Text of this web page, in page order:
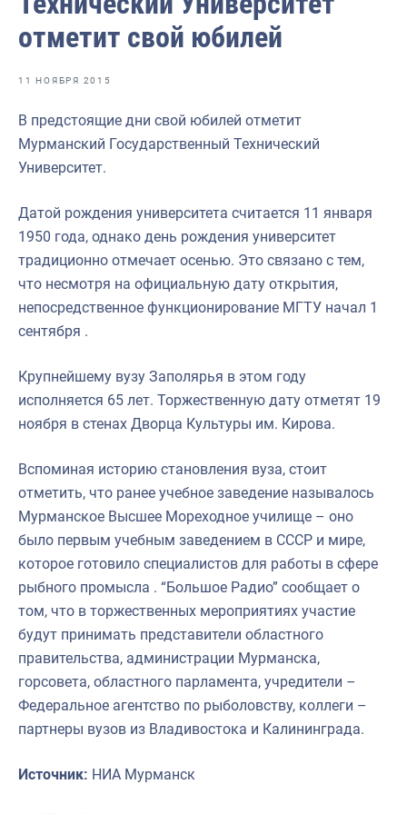
Отраслевые СМИ
Выставки и конференции
Научно-практическая литература
Рыбоохрана России
Отрасль в цифрах
Большая африканская экспедиция
Укрепление духовно-нравственных ценностей
События в России и мире
отметит свой юбилей
11 НОЯБРЯ 2015
В предстоящие дни свой юбилей отметит
Мурманский Государственный Технический
Университет.
Датой рождения университета считается 11 января
1950 года, однако день рождения университет
традиционно отмечает осенью. Это связано с тем,
что несмотря на официальную дату открытия,
непосредственное функционирование МГТУ начал 1
сентября .
Крупнейшему вузу Заполярья в этом году
исполняется 65 лет. Торжественную дату отметят 19
ноября в стенах Дворца Культуры им. Кирова.
Вспоминая историю становления вуза, стоит
отметить, что ранее учебное заведение называлось
Мурманское Высшее Мореходное училище – оно
было первым учебным заведением в СССР и мире,
которое готовило специалистов для работы в сфере
рыбного промысла . “Большое Радио” сообщает о
том, что в торжественных мероприятиях участие
будут принимать представители областного
правительства, администрации Мурманска,
горсовета, областного парламента, учредители –
Федеральное агентство по рыболовству, коллеги –
партнеры вузов из Владивостока и Калининграда.
Источник: НИА Мурманск